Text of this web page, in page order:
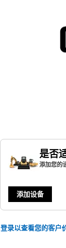
是否
添加您的
添加设备
登录以查看您的客户